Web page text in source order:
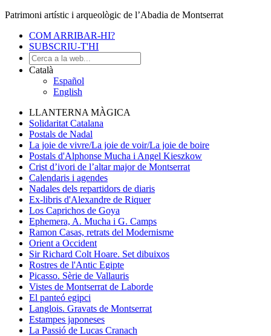
Patrimoni artístic i arqueològic de l’Abadia de Montserrat
COM ARRIBAR-HI?
SUBSCRIU-T'HI
Català
Español
English
LLANTERNA MÀGICA
Solidaritat Catalana
Postals de Nadal
La joie de vivre/La joie de voir/La joie de boire
Postals d'Alphonse Mucha i Angel Kieszkow
Crist d’ivori de l’altar major de Montserrat
Calendaris i agendes
Nadales dels repartidors de diaris
Ex-libris d'Alexandre de Riquer
Los Caprichos de Goya
Ephemera, A. Mucha i G. Camps
Ramon Casas, retrats del Modernisme
Orient a Occident
Sir Richard Colt Hoare. Set dibuixos
Rostres de l'Antic Egipte
Picasso. Sèrie de Vallauris
Vistes de Montserrat de Laborde
El panteó egipci
Langlois. Gravats de Montserrat
Estampes japoneses
La Passió de Lucas Cranach